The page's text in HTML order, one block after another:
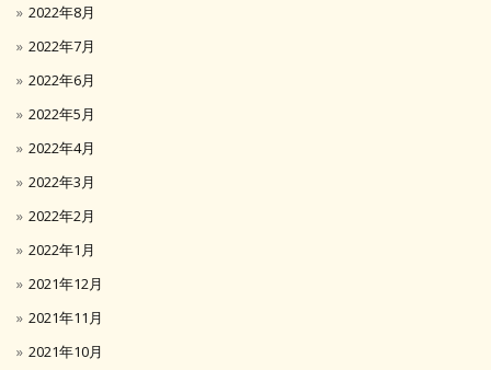
2022年8月
2022年7月
2022年6月
2022年5月
2022年4月
2022年3月
2022年2月
2022年1月
2021年12月
2021年11月
2021年10月